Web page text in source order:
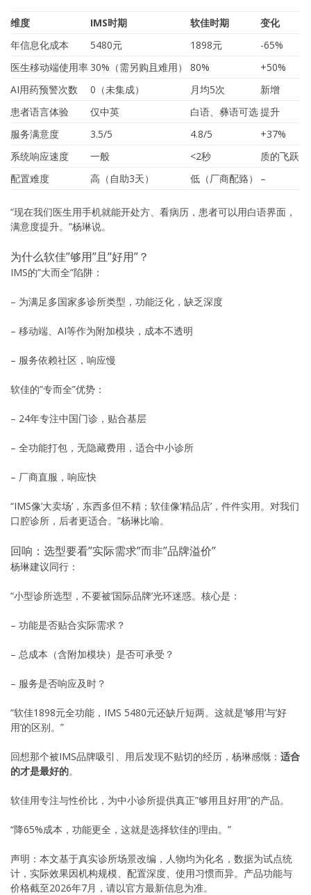
维度 IMS时期 软佳时期
变化
年信息化成本
5480元 1898元
-65%
医生移动端使用率 30%（需另购且难用） 80%
+50%
AI用药预警次数
0（未集成） 月均5次
新增
患者语言体验
仅中英 白语、彝语可选提升
服务满意度
3.5/5 4.8/5
+37%
系统响应速度
一般 <2秒
质的飞跃
配置难度
高（自助3天） 低（厂商配臵） –
“现在我们医生用手机就能开处方、看病历，患者可以用白语界面，
满意度提升。”杨琳说。
为什么软佳”够用”且”好用”？
IMS的”大而全”陷阱：
– 为满足多国家多诊所类型，功能泛化，缺乏深度
– 移动端、AI等作为附加模块，成本不透明
– 服务依赖社区，响应慢
软佳的”专而全”优势：
– 24年专注中国门诊，贴合基层
– 全功能打包，无隐藏费用，适合中小诊所
– 厂商直服，响应快
“IMS像’大卖场’，东西多但不精；软佳像’精品店’，件件实用。对我们
口腔诊所，后者更适合。”杨琳比喻。
回响：选型要看”实际需求”而非”品牌溢价”
杨琳建议同行：
“小型诊所选型，不要被’国际品牌’光环迷惑。核心是：
– 功能是否贴合实际需求？
– 总成本（含附加模块）是否可承受？
– 服务是否响应及时？
“软佳1898元全功能，IMS 5480元还缺斤短两。这就是’够用’与’好
用’的区别。”
回想那个被IMS品牌吸引、用后发现不贴切的经历，杨琳感慨： 适合
的才是最好的。
软佳用专注与性价比，为中小诊所提供真正”够用且好用”的产品。
“降65%成本，功能更全，这就是选择软佳的理由。”
声明：本文基于真实诊所场景改编，人物均为化名，数据为试点统
计，实际效果因机构规模、配置深度、使用习惯而异。产品功能与
价格截至2026年7月，请以官方最新信息为准。